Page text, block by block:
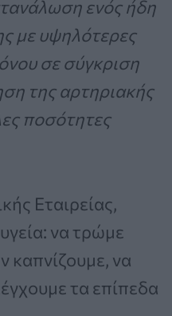
ενός ήδη
με υψηλότερες
σε σύγκριση
της αρτηριακής
ποσότητες
Εταιρείας,
να τρώμε
καπνίζουμε, να
τα επίπεδα